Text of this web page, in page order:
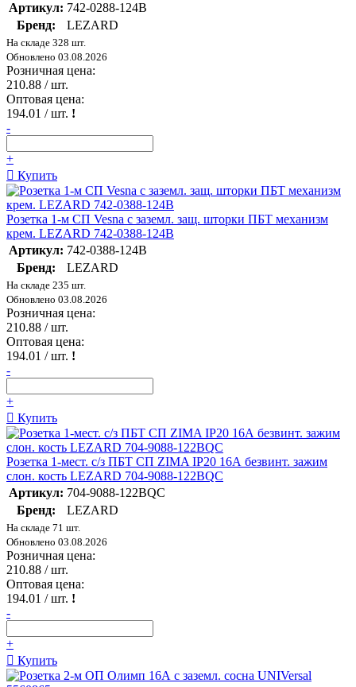
Артикул: 742-0288-124B
Бренд:
LEZARD
На складе 328 шт.
Обновлено 03.08.2026
Розничная цена:
210.88 / шт.
Оптовая цена:
194.01 / шт. !
-
+
Купить
Розетка 1-м СП Vesna с заземл. защ. шторки ПБТ механизм
крем. LEZARD 742-0388-124B
Артикул: 742-0388-124B
Бренд:
LEZARD
На складе 235 шт.
Обновлено 03.08.2026
Розничная цена:
210.88 / шт.
Оптовая цена:
194.01 / шт. !
-
+
Купить
Розетка 1-мест. с/з ПБТ СП ZIMA IP20 16А безвинт. зажим
слон. кость LEZARD 704-9088-122BQC
Артикул: 704-9088-122BQC
Бренд:
LEZARD
На складе 71 шт.
Обновлено 03.08.2026
Розничная цена:
210.88 / шт.
Оптовая цена:
194.01 / шт. !
-
+
Купить